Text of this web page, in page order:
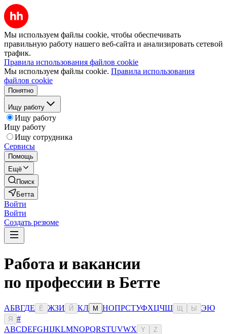
Мы используем файлы cookie, чтобы обеспечивать
правильную работу нашего веб-сайта и анализировать сетевой
трафик.
Правила использования файлов cookie
Мы используем файлы cookie. Правила использования
файлов cookie
Понятно
Ищу работу
Ищу работу
Ищу работу
Ищу сотрудника
Сервисы
Помощь
Ещё
Поиск
Бетта
Войти
Войти
Создать резюме
Работа и вакансии
по профессии в Бетте
АБВГДЕ Ё ЖЗИ Й КЛ М НОПРСТУФХЦЧШ Ы ЭЮ
Я
#
ABCDEFGHIJKLMNOPQRSTUVWX Y Z